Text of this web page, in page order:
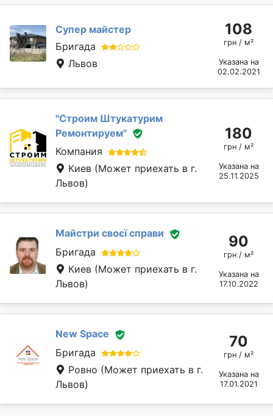
Супер майстер
Бригада
Львов
108
грн / м²
Указана на
02.02.2021
''Строим Штукатурим
Ремонтируем''
Компания
Киев (Может приехать в г.
Львов)
180
грн / м²
Указана на
25.11.2025
Майстри своєї справи
Бригада
Киев (Может приехать в г.
Львов)
90
грн / м²
Указана на
17.10.2022
New Space
Бригада
Ровно (Может приехать в г.
Львов)
70
грн / м²
Указана на
17.01.2021